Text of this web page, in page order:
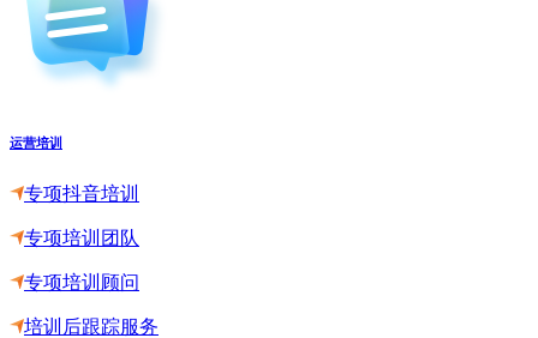
运营培训
专项抖音培训
专项培训团队
专项培训顾问
培训后跟踪服务